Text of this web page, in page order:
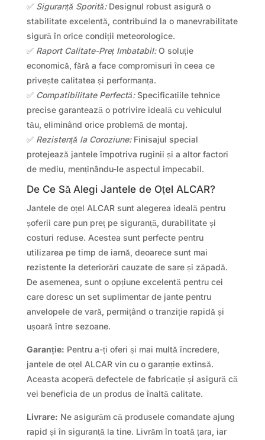
✅ Siguranță Sporită:Designul robust asigură o
stabilitate excelentă, contribuind la o manevrabilitate
sigură în orice condiții meteorologice.
✅ Raport Calitate-Preț Imbatabil:O soluție
economică, fără a face compromisuri în ceea ce
privește calitatea și performanța.
✅ Compatibilitate Perfectă:Specificațiile tehnice
precise garantează o potrivire ideală cu vehiculul
tău, eliminând orice problemă de montaj.
✅ Rezistență la Coroziune:Finisajul special
protejează jantele împotriva ruginii și a altor factori
de mediu, menținându-le aspectul impecabil.
De Ce Să Alegi Jantele de Oțel ALCAR?
Jantele de oțel ALCAR sunt alegerea ideală pentru
șoferii care pun preț pe siguranță, durabilitate și
costuri reduse. Acestea sunt perfecte pentru
utilizarea pe timp de iarnă, deoarece sunt mai
rezistente la deteriorări cauzate de sare și zăpadă.
De asemenea, sunt o opțiune excelentă pentru cei
care doresc un set suplimentar de jante pentru
anvelopele de vară, permițând o tranziție rapidă și
ușoară între sezoane.
Garanție: Pentru a-ți oferi și mai multă încredere,
jantele de oțel ALCAR vin cu o garanție extinsă.
Aceasta acoperă defectele de fabricație și asigură că
vei beneficia de un produs de înaltă calitate.
Livrare: Ne asigurăm că produsele comandate ajung
rapid și în siguranță la tine. Livrăm în toată țara, iar